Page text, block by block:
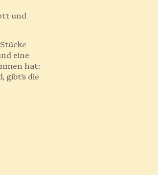
und
eine
hat:
gibt’s die